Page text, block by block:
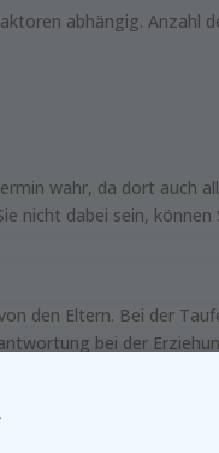
abhängig. Anzahl
wahr, da dort
nicht dabei sein,
den Eltern. Bei der
bei der
Beichte statt. Die